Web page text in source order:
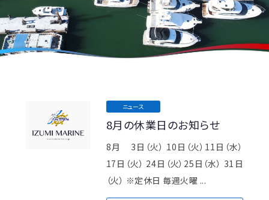
ニュース
8月の休業日のお知らせ
8月 3日（火） 10日（火）11日（水）
17日（火） 24日（火）25日（水） 31日
（火） ※定休日 毎週火曜 ...